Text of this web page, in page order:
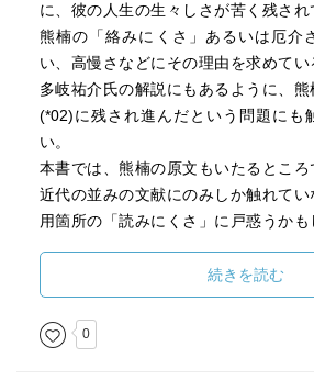
に、彼の人生の生々しさが苦く残され
熊楠の「絡みにくさ」あるいは厄介
い、高慢さなどにその理由を求めてい
多岐祐介氏の解説にもあるように、
(*02)に残され進んだという問題にも
い。
本書では、熊楠の原文もいたるところ
近代の並みの文献にのみしか触れてい
用箇所の「読みにくさ」に戸惑うか
として愛し、彼の境地への関心を示す
つなぐ課題となるだろう。
(02)
続きを読む
0